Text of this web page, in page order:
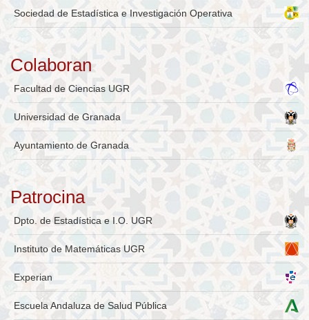
Sociedad de Estadística e Investigación Operativa
Colaboran
Facultad de Ciencias UGR
Universidad de Granada
Ayuntamiento de Granada
Patrocina
Dpto. de Estadística e I.O. UGR
Instituto de Matemáticas UGR
Experian
Escuela Andaluza de Salud Pública